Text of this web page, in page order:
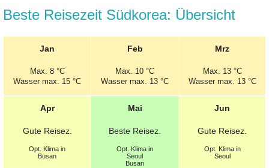
Beste Reisezeit Südkorea: Übersicht
Jan
Max. 8 °C
Wasser max. 15 °C
Feb
Max. 10 °C
Wasser max. 13 °C
Mrz
Max. 13 °C
Wasser max. 13 °C
Apr
Gute Reisez.
Opt.
Klima in
Busan
Mai
Beste Reisez.
Opt.
Klima in
Seoul
Busan
Jun
Gute Reisez.
Opt.
Klima in
Seoul